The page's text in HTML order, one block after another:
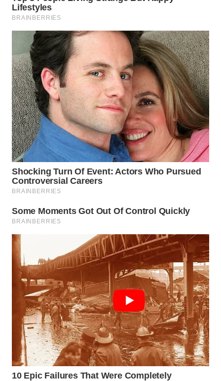
SUMEDANG
WN
CIANJUR
WN
KEPULAUAN
SERIBU
WN
TANGERANG
WN
BINJAI
WN
WN
KUNINGAN
WN
MAJALENGKA
WN
SUBANG
WN